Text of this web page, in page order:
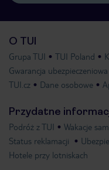
O TUI
Grupa TUI TUI Poland
Gwarancja ubezpieczeniowa
TUI.cz
Dane osobowe
Przydatne
Podróż z TUI Wakacje
Status reklamacji
Hotele przy lotniskach